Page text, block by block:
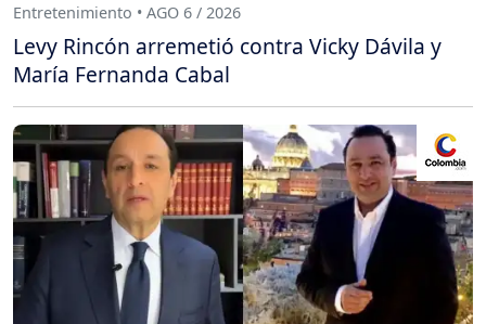
Entretenimiento • AGO 6 / 2026
Levy Rincón arremetió contra Vicky Dávila y
María Fernanda Cabal